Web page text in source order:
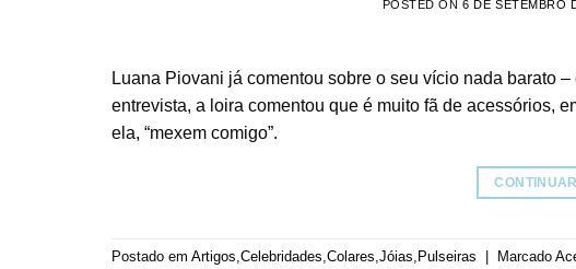
POSTED ON6 DE SETEMBRO
Luana Piovani já comentou sobre o seu vício nada barato
entrevista, a loira comentou que é muito fã de acessórios,
ela, “mexem comigo”.
Postado em Artigos,Celebridades,Colares,Jóias, Pulseiras Marcado